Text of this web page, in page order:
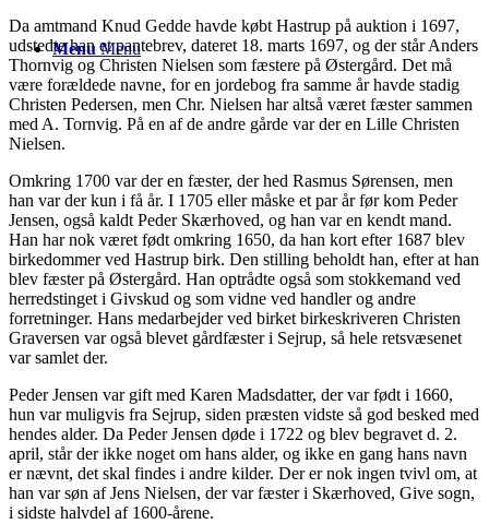
Menu Menu
Da amtmand Knud Gedde havde købt Hastrup på auktion i 1697,
udstedte han et pantebrev, dateret 18. marts 1697, og der står Anders
Thornvig og Christen Nielsen som fæstere på Østergård. Det må
være forældede navne, for en jordebog fra samme år havde stadig
Christen Pedersen, men Chr. Nielsen har altså været fæster sammen
med A. Tornvig. På en af de andre gårde var der en Lille Christen
Nielsen.
Omkring 1700 var der en fæster, der hed Rasmus Sørensen, men
han var der kun i få år. I 1705 eller måske et par år før kom Peder
Jensen, også kaldt Peder Skærhoved, og han var en kendt mand.
Han har nok været født omkring 1650, da han kort efter 1687 blev
birkedommer ved Hastrup birk. Den stilling beholdt han, efter at han
blev fæster på Østergård. Han optrådte også som stokkemand ved
herredstinget i Givskud og som vidne ved handler og andre
forretninger. Hans medarbejder ved birket birkeskriveren Christen
Graversen var også blevet gårdfæster i Sejrup, så hele retsvæsenet
var samlet der.
Peder Jensen var gift med Karen Madsdatter, der var født i 1660,
hun var muligvis fra Sejrup, siden præsten vidste så god besked med
hendes alder. Da Peder Jensen døde i 1722 og blev begravet d. 2.
april, står der ikke noget om hans alder, og ikke en gang hans navn
er nævnt, det skal findes i andre kilder. Der er nok ingen tvivl om, at
han var søn af Jens Nielsen, der var fæster i Skærhoved, Give sogn,
i sidste halvdel af 1600-årene.